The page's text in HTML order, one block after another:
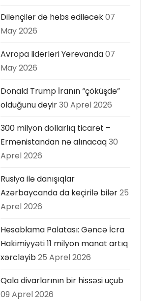
Dilənçilər də həbs ediləcək07
May 2026
Avropa liderləri Yerevanda07
May 2026
Donald Trump İranın “çöküşdə”
olduğunu deyir30 Aprel 2026
300 milyon dollarlıq ticarət –
Ermənistandan nə alınacaq30
Aprel 2026
Rusiya ilə danışıqlar
Azərbaycanda da keçirilə bilər25
Aprel 2026
Hesablama Palatası: Gəncə İcra
Hakimiyyəti 11 milyon manat artıq
xərcləyib25 Aprel 2026
Qala divarlarının bir hissəsi uçub
09 Aprel 2026